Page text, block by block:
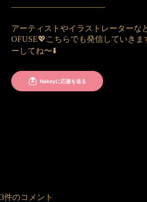
———————————–
アーティストやイラストレーターな
OFUSE💖こちらでも発信していきま
ーしてね〜⬇️
3件のコメント